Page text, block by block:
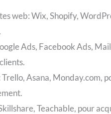
web: Wix, Shopify,
Ads, Facebook Ads,
Asana, Monday.com,
Teachable, pour